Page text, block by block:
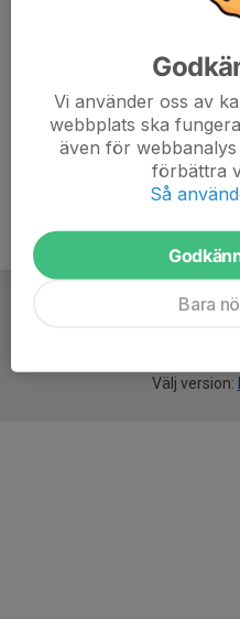
Välj version:
Vi använder oss av
webbplats ska
även för
förbättra
Så
Bara